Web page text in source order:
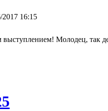
2017 16:15
Молодец, так